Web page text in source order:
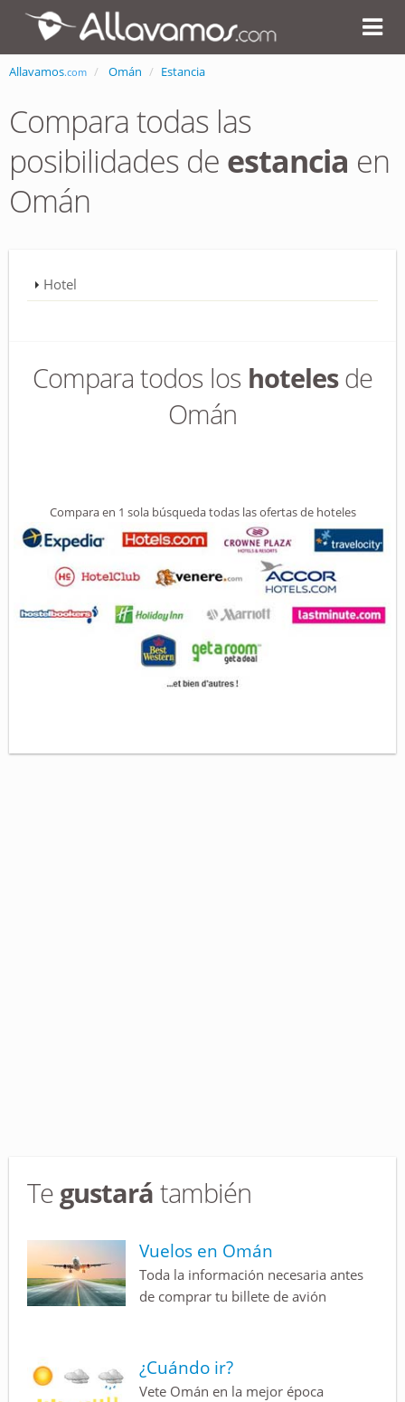
Allavamos.com Omán Estancia
Compara todas las
posibilidades de estancia en
Omán
Hotel
Compara todos los hotelesde
Omán
Compara en 1 sola búsqueda todas las ofertas de hoteles
Te gustará también
Vuelos en Omán
Toda la información necesaria antes
de comprar tu billete de avión
¿Cuándo ir?
Vete Omán en la mejor época